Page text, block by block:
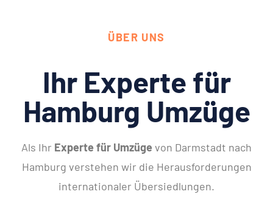
ÜBER UNS
Ihr Experte für
Hamburg Umzüge
Als Ihr Experte für Umzüge von Darmstadt nach
Hamburg verstehen wir die Herausforderungen
internationaler Übersiedlungen.